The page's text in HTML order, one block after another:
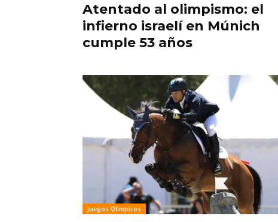
Atentado al olimpismo: el
infierno israelí en Múnich
cumple 53 años
Juegos Olímpicos